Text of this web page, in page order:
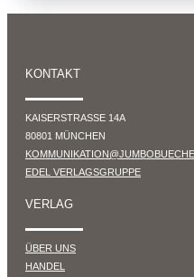
Zum Nachlesen bietet das
interessanten Fakten und
KONTAKT
KAISERSTRASSE 14A
80801 MÜNCHEN
EDEL VERLAGSGRUPPE
VERLAG
ÜBER UNS
HANDEL